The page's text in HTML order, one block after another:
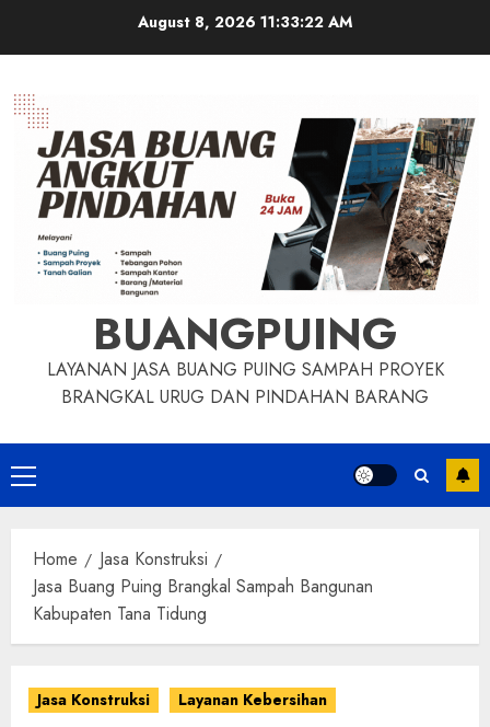
August 8, 2026 11:33:23 AM
BUANGPUING
LAYANAN JASA BUANG PUING SAMPAH PROYEK
BRANGKAL URUG DAN PINDAHAN BARANG
Primary
Menu
Home
Jasa Konstruksi
Jasa Buang Puing Brangkal Sampah Bangunan
Kabupaten Tana Tidung
Jasa Konstruksi Layanan Kebersihan